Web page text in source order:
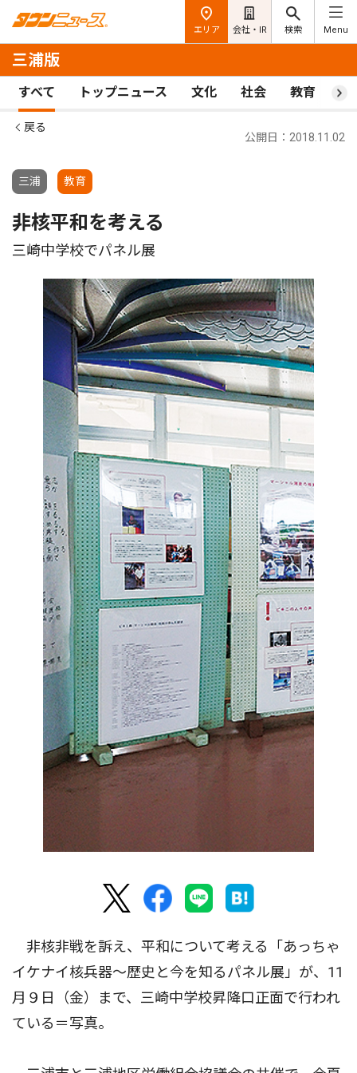
エリア 会社・IR 検索 Menu
三浦版
すべて トップニュース 文化 社会 教育 ス
戻る
三浦 教育
公開日：2018.11.02
非核平和を考える
三崎中学校でパネル展
非核非戦を訴え、平和について考える「あっちゃ
イケナイ核兵器〜歴史と今を知るパネル展」が、11
月９日（金）まで、三崎中学校昇降口正面で行われ
ている＝写真。